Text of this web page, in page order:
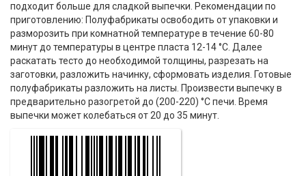
подходит больше для сладкой выпечки. Рекомендации по
приготовлению: Полуфабрикаты освободить от упаковки и
разморозить при комнатной температуре в течение 60-80
минут до температуры в центре пласта 12-14 °C. Далее
раскатать тесто до необходимой толщины, разрезать на
заготовки, разложить начинку, сформовать изделия. Готовые
полуфабрикаты разложить на листы. Произвести выпечку в
предварительно разогретой до (200-220) °C печи. Время
выпечки может колебаться от 20 до 35 минут.